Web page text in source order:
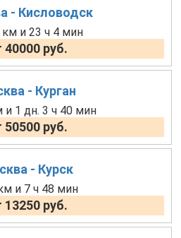
- Кисловодск
км и 23 ч 4 мин
40000 руб.
- Курган
и 1 дн. 3 ч 40 мин
50500 руб.
- Курск
и 7 ч 48 мин
13250 руб.